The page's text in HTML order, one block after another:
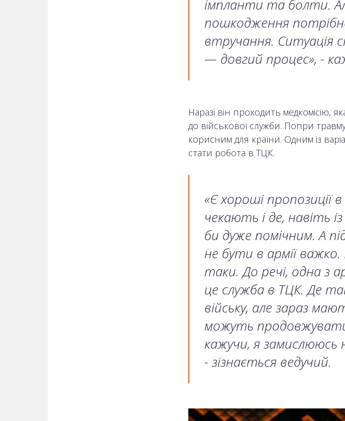
імпланти та болти.
пошкодження
втручання. Ситуація
— довгий процес», -
Наразі він проходить медкомісію,
до військової служби. Попри
корисним для країни. Одним із
стати робота в ТЦК.
«Є хороші пропозиції
чекають і де, навіть
би дуже помічним. А
не бути в армії
таки. До речі, одна з
це служба в ТЦК. Де
війську, але зараз
можуть продовжувати
кажучи, я
- зізнається ведучий.